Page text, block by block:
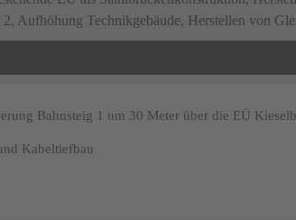
Aufhöhung Technikgebäude, Herstellen von
Bahnsteig 1 um 30 Meter über die EÜ
Kabeltiefbau